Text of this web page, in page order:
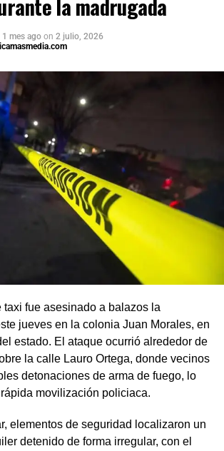
la madrugada
1 mes ago on 2 julio, 2026
taxi fue asesinado a balazos la
jueves en la colonia Juan Morales, en
estado. El ataque ocurrió alrededor de
la calle Lauro Ortega, donde vecinos
detonaciones de arma de fuego, lo
movilización policiaca.
elementos de seguridad localizaron un
detenido de forma irregular, con el